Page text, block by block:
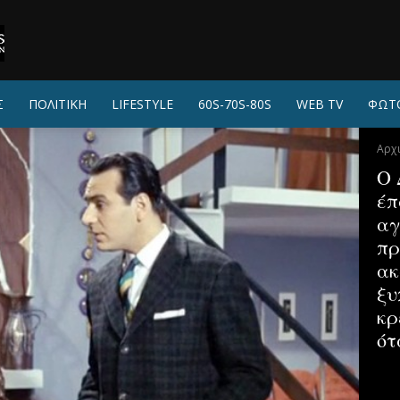
ΠΟΛΙΤΙΚΗ LIFESTYLE 60S-70S-80S WEB TV
Ο